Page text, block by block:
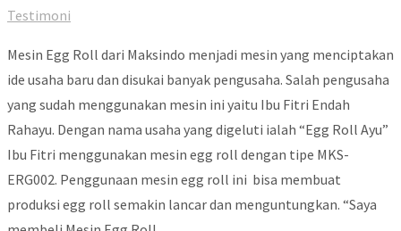
Testimoni
Mesin Egg Roll dari Maksindo menjadi mesin yang menciptakan
ide usaha baru dan disukai banyak pengusaha. Salah pengusaha
yang sudah menggunakan mesin ini yaitu Ibu Fitri Endah
Rahayu. Dengan nama usaha yang digeluti ialah “Egg Roll Ayu”
Ibu Fitri menggunakan mesin egg roll dengan tipe MKS-
ERG002. Penggunaan mesin egg roll ini bisa membuat
produksi egg roll semakin lancar dan menguntungkan. “Saya